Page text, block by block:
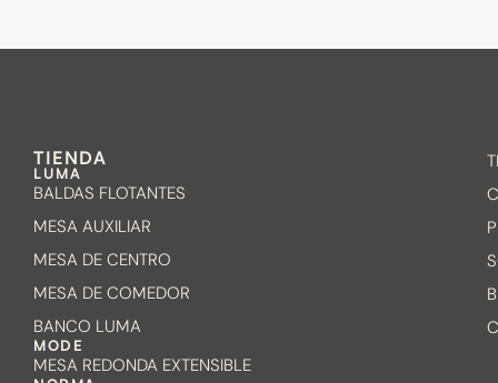
TIENDA
LUMA
BALDAS FLOTANTES
MESA AUXILIAR
MESA DE CENTRO
MESA DE COMEDOR
BANCO LUMA
MODE
MESA REDONDA EXTENSIBLE